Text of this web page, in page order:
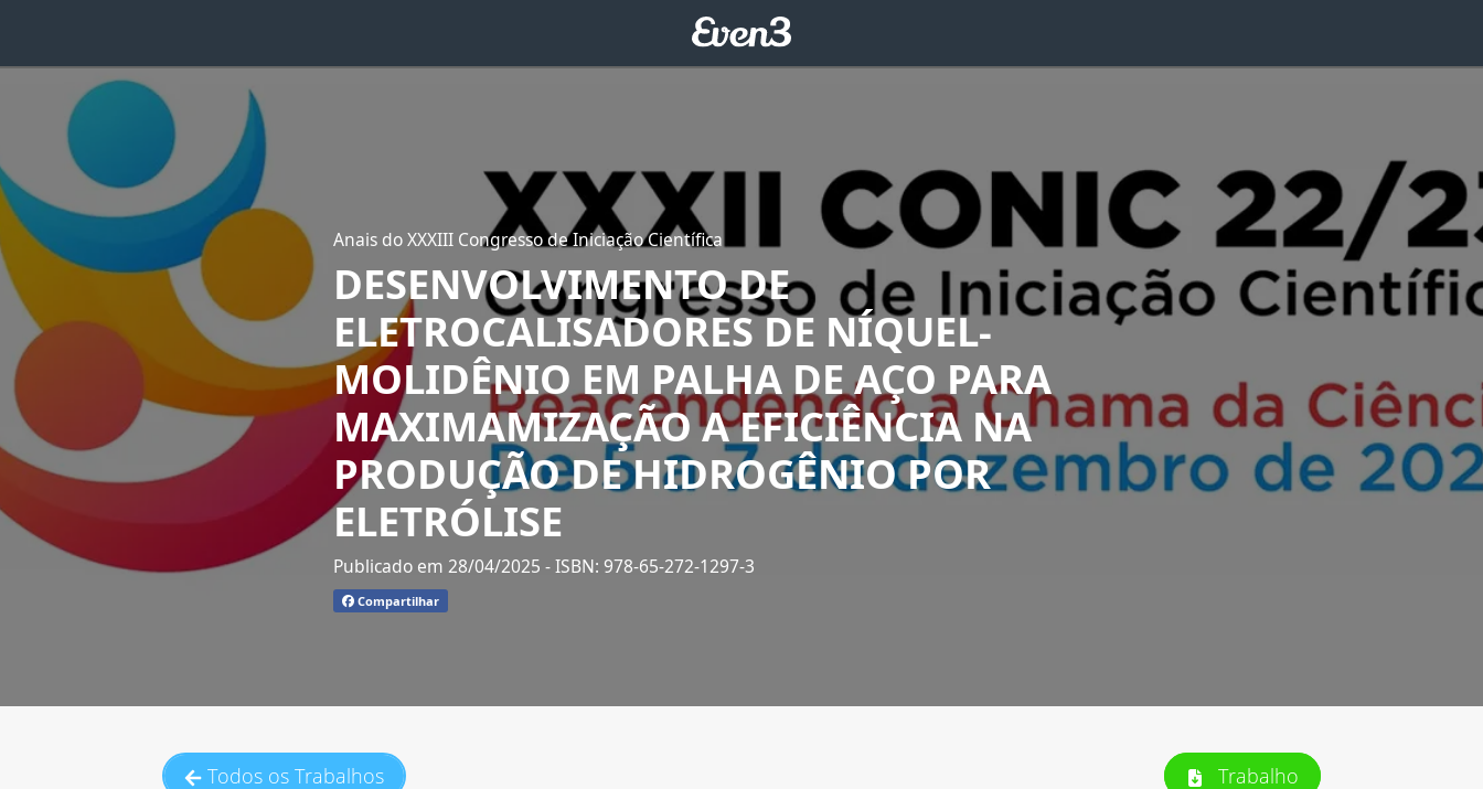
Anais do XXXIII Congresso de Iniciação Científica
DESENVOLVIMENTO DE
ELETROCALISADORES DE NÍQUEL-
MOLIDÊNIO EM PALHA DE AÇO PARA
MAXIMAMIZAÇÃO A EFICIÊNCIA NA
PRODUÇÃO DE HIDROGÊNIO POR
ELETRÓLISE
Publicado em 28/04/2025- ISBN: 978-65-272-1297-3
Compartilhar
Todos os Trabalhos Trabalho